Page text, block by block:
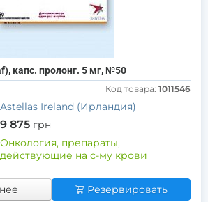
капс. пролонг. 5 мг, №50
Код товара: 1011546
Astellas Ireland (Ирландия)
9 875 грн
Онкология, препараты,
действующие на с-му крови
Резервировать